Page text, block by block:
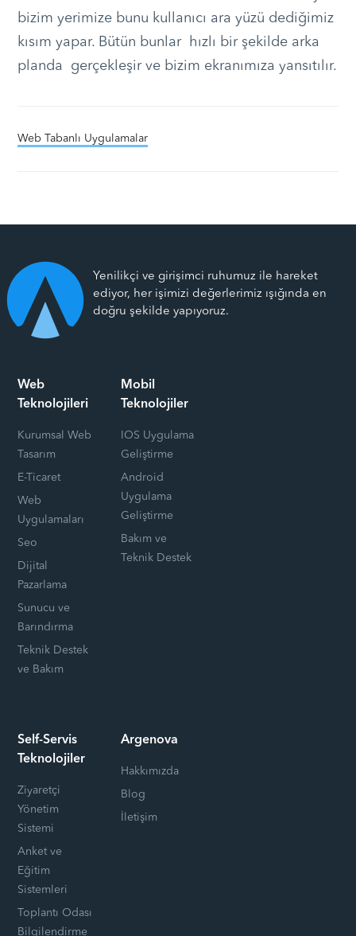
bizim yerimize bunu kullanıcı ara yüzü dediğimiz
kısım yapar. Bütün bunlar hızlı bir şekilde arka
planda gerçekleşir ve bizim ekranımıza yansıtılır.
Web Tabanlı Uygulamalar
Yenilikçi ve girişimci ruhumuz ile hareket
ediyor, her işimizi değerlerimiz ışığında en
doğru şekilde yapıyoruz.
Web
Teknolojileri
Kurumsal Web
Tasarım
E-Ticaret
Web
Uygulamaları
Seo
Dijital
Pazarlama
Sunucu ve
Barındırma
Teknik Destek
ve Bakım
Mobil
Teknolojiler
IOS Uygulama
Geliştirme
Android
Uygulama
Geliştirme
Bakım ve
Teknik Destek
Self-Servis
Teknolojiler
Ziyaretçi
Yönetim
Sistemi
Anket ve
Eğitim
Sistemleri
Toplantı Odası
Bilgilendirme
Argenova
Hakkımızda
Blog
İletişim